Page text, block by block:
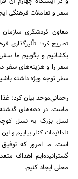
سفر و تعاملات فرهنگی
معاون گردشگری
تصریح کرد: تأثیرگذاری
بکشانیم و بگوییم ما
سفر را و هزینه‌های سفر
سفر توجه ویژه داشته
رحمانی‌موحد بیان کرد:
ماست. در دهه‌های گذشته
نسل بزرگ به نسل
ناملایمات کنار بیاییم و
است. ما امروز که
گسترانیده‌ایم اهداف
محلی ایجاد کنیم.